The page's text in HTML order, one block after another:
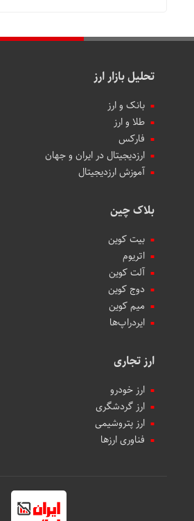
تحلیل بازار ارز
بانک و ارز
طلا و ارز
فارکس
ارزدیجیتال در ایران و جهان
آموزش ارزدیجیتال
بلاک چین
بیت کوین
اتریوم
آلت کوین
دوج کوین
میم کوین‌
ایردراپ‌ها
ارز تجاری
ارز خودرو
ارز گردشگری
ارز پتروشیمی
فناوری ارزها